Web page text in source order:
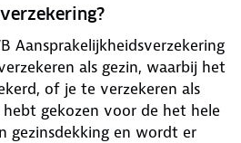
Aansprakelijkheidsverzekering
als gezin, waarbij het
of je te verzekeren als
gekozen voor de het hele
gezinsdekking en wordt er